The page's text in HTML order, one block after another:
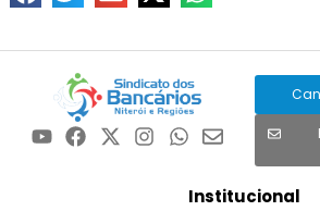
Institucional